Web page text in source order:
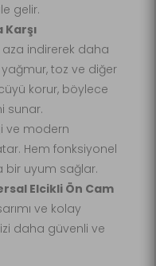
gelir.
Karşı
aza indirerek daha
toz ve diğer
korur, böylece
sunar.
ve modern
Hem fonksiyonel
bir uyum sağlar.
Elcikli Ön Cam
ve kolay
daha güvenli ve